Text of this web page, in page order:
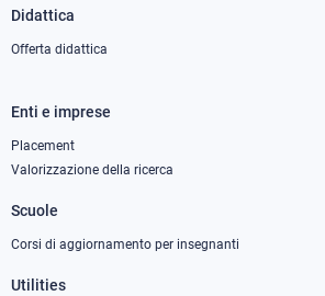
Didattica
Offerta didattica
Footer
column
Enti e imprese
Placement
Valorizzazione della ricerca
Scuole
Corsi di aggiornamento per insegnanti
Utilities